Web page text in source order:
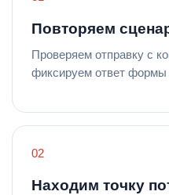
Повторяем
Проверяем отправку с
фиксируем ответ формы
Находим точку